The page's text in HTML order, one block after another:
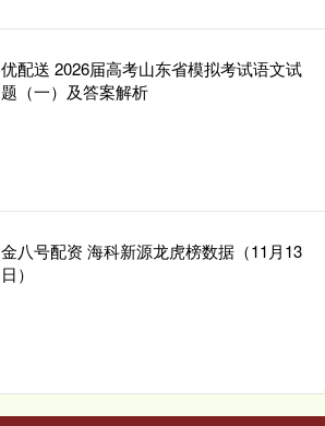
优配送 2026届高考山东省模拟考试语文试
题（一）及答案解析
金八号配资 海科新源龙虎榜数据（11月13
日）